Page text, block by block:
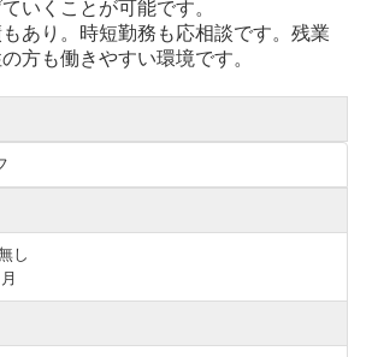
いくことが可能です。
あり。時短勤務も応相談です。残業
方も働きやすい環境です。
し